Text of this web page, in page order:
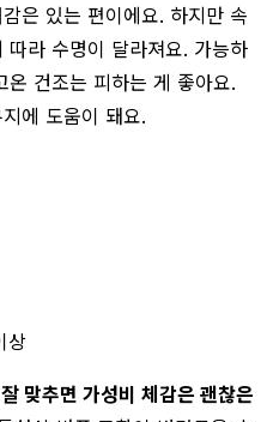
은 있는 편이에요. 하지만 속
라 수명이 달라져요. 가능하
건조는 피하는 게 좋아요.
에 도움이 돼요.
상
맞추면 가성비 체감은 괜찮은